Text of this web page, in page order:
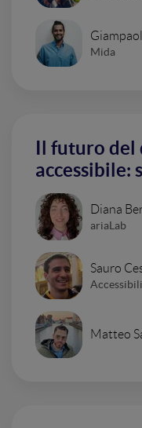
Mida
Il futuro
accessibile:
Diana
ariaLab
Sauro
Matteo